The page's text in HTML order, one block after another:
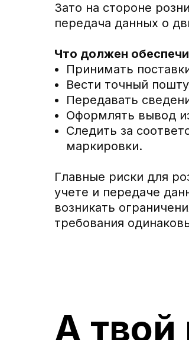
Зато на стороне
передача данных о
Что должен
Принимать
Вести точный
Передавать
Оформлять вывод
Следить за
маркировки.
Главные риски для
учете и передаче
возникать
требования
А твой